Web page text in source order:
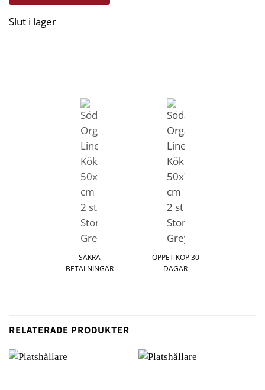
Slut i lager
SÄKRA
BETALNINGAR
ÖPPET KÖP 30
DAGAR
RELATERADE PRODUKTER